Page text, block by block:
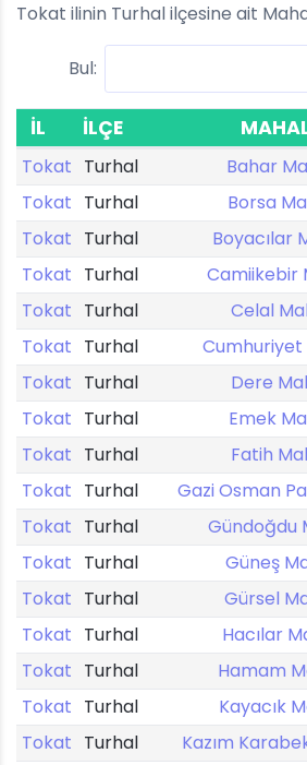
Tokat ilinin Turhal ilçesine ait
Bul:
İL İLÇE
Tokat Turhal
Bahar
Tokat Turhal
Borsa
Tokat Turhal
Boyacılar
Tokat Turhal
Camiikebir
Tokat Turhal
Celal
Tokat Turhal
Cumhuriyet
Tokat Turhal
Dere
Tokat Turhal
Emek
Tokat Turhal
Fatih
Tokat Turhal
Gazi Osman
Tokat Turhal
Gündoğdu
Tokat Turhal
Güneş
Tokat Turhal
Gürsel
Tokat Turhal
Hacılar
Tokat Turhal
Hamam
Tokat Turhal
Kayacık
Tokat Turhal
Kazım